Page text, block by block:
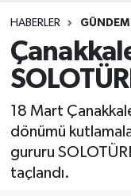
HABERLER GÜNDEM
18 Mart
dönümü
gururu
taçlandı.